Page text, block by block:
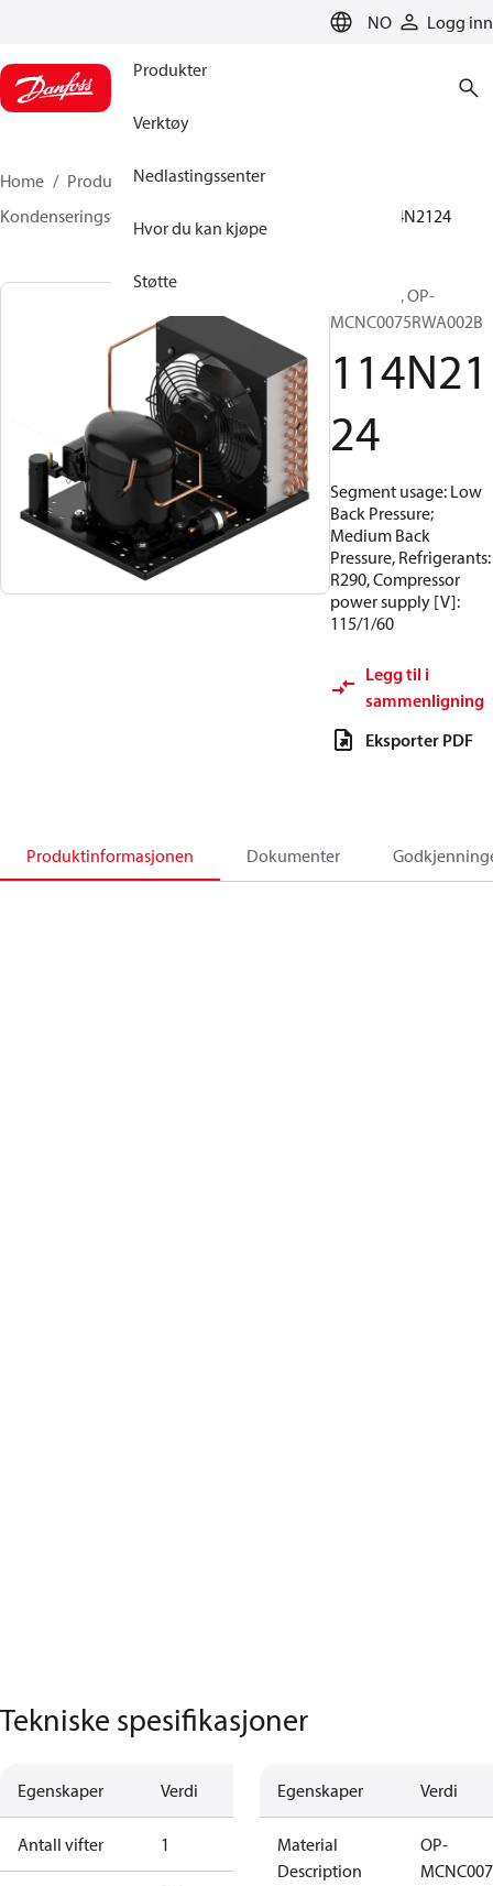
NO Logg inn
Produkter
Verktøy
Nedlastingssenter
Hvor du kan kjøpe
Støtte
Home Produkter
Klimaløsninger for kjøling
Kondenseringsenheter
114N2124
Optyma™, OP-
MCNC0075RWA002B
114N21
24
Segment usage: Low
Back Pressure;
Medium Back
Pressure, Refrigerants:
R290, Compressor
power supply [V]:
115/1/60
Legg til i
sammenligning
Eksporter PDF
Produktinformasjonen Dokumenter
Tekniske spesifikasjoner
Egenskaper Verdi
Antall vifter 1
Egenskaper Verdi
Material
Description
OP-